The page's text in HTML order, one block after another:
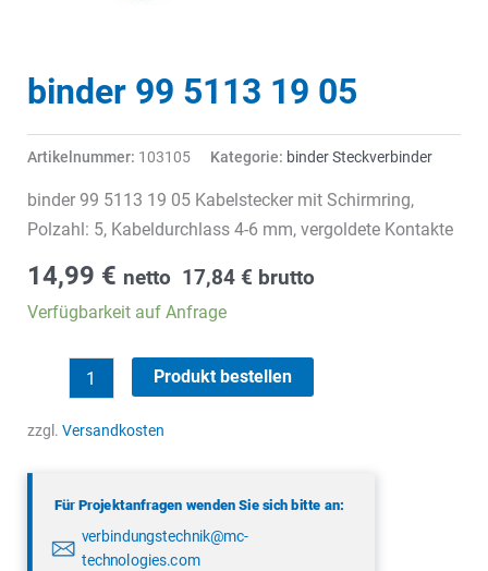
binder 99 5113 19 05
Artikelnummer: 103105 Kategorie: binder Steckverbinder
binder 99 5113 19 05 Kabelstecker mit Schirmring,
Polzahl: 5, Kabeldurchlass 4-6 mm, vergoldete Kontakte
14,99 € netto 17,84 € brutto
Verfügbarkeit auf Anfrage
5113
Produkt bestellen
zzgl. Versandkosten
Für Projektanfragen wenden Sie sich bitte an:
verbindungstechnik@mc-
technologies.com